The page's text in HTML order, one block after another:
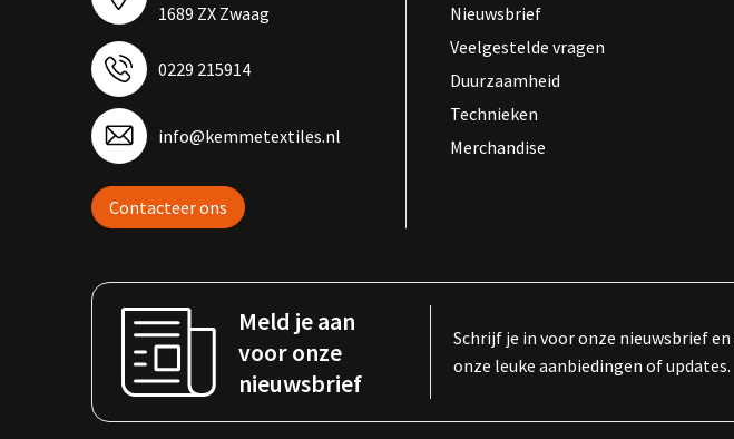
1689 ZX Zwaag
0229 215914
info@kemmetextiles.nl
Contacteer ons
Nieuwsbrief
Veelgestelde vragen
Duurzaamheid
Technieken
Merchandise
Meld je aan
voor onze
nieuwsbrief
Schrijf je in voor onze nieuwsbrief
onze leuke aanbiedingen of updates.